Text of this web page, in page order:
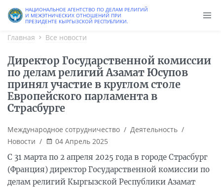
Старая версия
НАЦИОНАЛЬНОЕ АГЕНТСТВО ПО ДЕЛАМ РЕЛИГИЙ
И МЕЖЭТНИЧЕСКИХ ОТНОШЕНИЙ ПРИ
ПРЕЗИДЕНТЕ КЫРГЫЗСКОЙ РЕСПУБЛИКИ.
Главная Все новости
Директор Государственной комиссии
по делам религий Азамат Юсупов
принял участие в круглом столе
Европейского парламента в
Страсбурге
Международное сотрудничество / Деятельность /
Новости / 04 Апрель 2025
С 31 марта по 2 апреля 2025 года в городе Страсбург
(Франция) директор Государственной комиссии по
делам религий Кыргызской Республики Азамат